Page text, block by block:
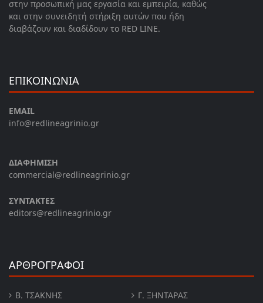
στην προσωπική μας εργασία και εμπειρία, καθώς
και στην συνειδητή στήριξη αυτών που ήδη
διαβάζουν και διαδίδουν το RED LINE.
ΕΠΙΚΟΙΝΩΝΙΑ
EMAIL
info@redlineagrinio.gr
ΔΙΑΦΗΜΙΣΗ
commercial@redlineagrinio.gr
ΣΥΝΤΑΚΤΕΣ
editors@redlineagrinio.gr
ΑΡΘΡΟΓΡΑΦΟΙ
Β. ΤΣΆΚΝΗΣ Γ. ΞΗΝΤΆΡΑΣ